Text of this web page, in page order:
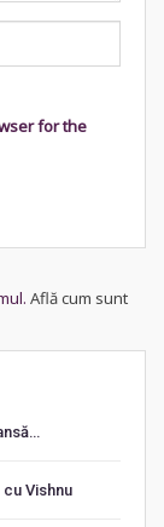
for the
Află cum sunt
Vishnu